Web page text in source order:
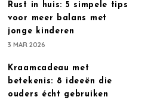
Rust in huis: 5 simpele tips
voor meer balans met
jonge kinderen
3 MAR 2026
Kraamcadeau met
betekenis: 8 ideeën die
ouders écht gebruiken